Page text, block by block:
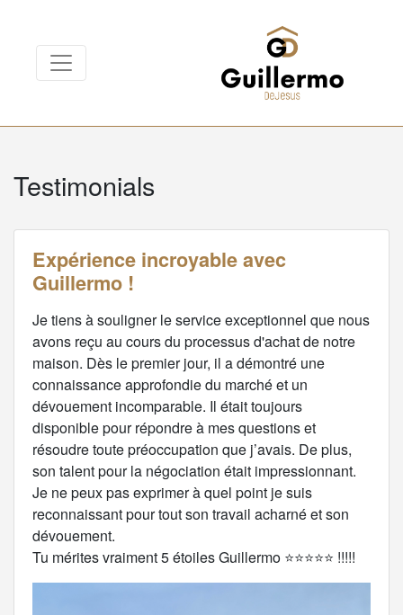
Testimonials
Expérience incroyable avec
Guillermo !
Je tiens à souligner le service exceptionnel que nous
avons reçu au cours du processus d'achat de notre
maison. Dès le premier jour, il a démontré une
connaissance approfondie du marché et un
dévouement incomparable. Il était toujours
disponible pour répondre à mes questions et
résoudre toute préoccupation que j’avais. De plus,
son talent pour la négociation était impressionnant.
Je ne peux pas exprimer à quel point je suis
reconnaissant pour tout son travail acharné et son
dévouement.
Tu mérites vraiment 5 étoiles Guillermo ⭐️⭐️⭐️⭐️⭐️ !!!!!